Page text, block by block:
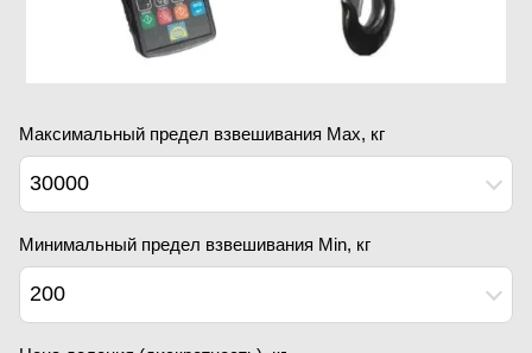
Максимальный предел взвешивания Мах, кг
30000
Минимальный предел взвешивания Min, кг
200